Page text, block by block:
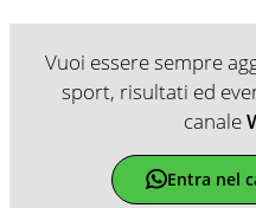
Vuoi essere sempre
sport, risultati ed
canale
Entra nel